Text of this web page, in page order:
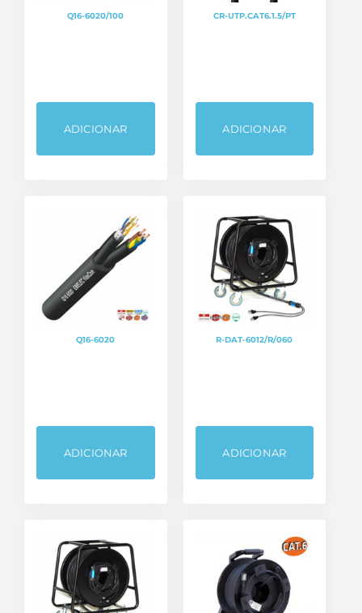
Q16-6020/100
ADICIONAR
CR-UTP.CAT6.1.5/PT
ADICIONAR
Q16-6020
ADICIONAR
R-DAT-6012/R/060
ADICIONAR